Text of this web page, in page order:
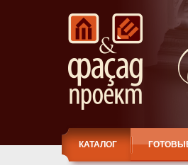
КАТАЛОГ